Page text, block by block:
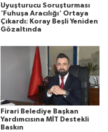
Uyuşturucu Soruşturması
'Fuhuşa Aracılığı' Ortaya
Çıkardı: Koray Beşli Yeniden
Gözaltında
Firari Belediye Başkan
Yardımcısına MİT Destekli
Baskın